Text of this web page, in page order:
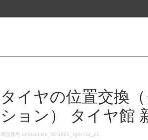
タイヤの位置交換
ション） タイヤ館
DETAILS
商品番号 rotation-tire_SP3621_light-car_21